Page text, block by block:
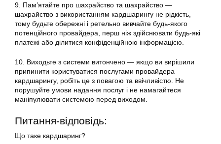
9. Пам’ятайте про шахрайство та шахрайство —
шахрайство з використанням кардшарингу не рідкість,
тому будьте обережні і ретельно вивчайте будь-якого
потенційного провайдера, перш ніж здійснювати будь-які
платежі або ділитися конфіденційною інформацією.
10. Виходьте з системи витончено — якщо ви вирішили
припинити користуватися послугами провайдера
кардшарингу, робіть це з повагою та ввічливістю. Не
порушуйте умови надання послуг і не намагайтеся
маніпулювати системою перед виходом.
Питання-відповідь:
Що таке кардшаринг?